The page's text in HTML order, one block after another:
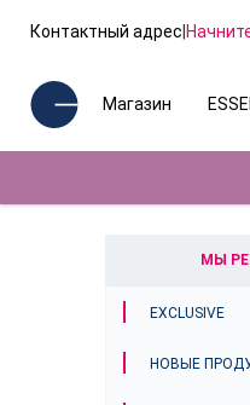
Контактный адрес|
Магазин
МЫ
EXCLUSIVE
НОВЫЕ